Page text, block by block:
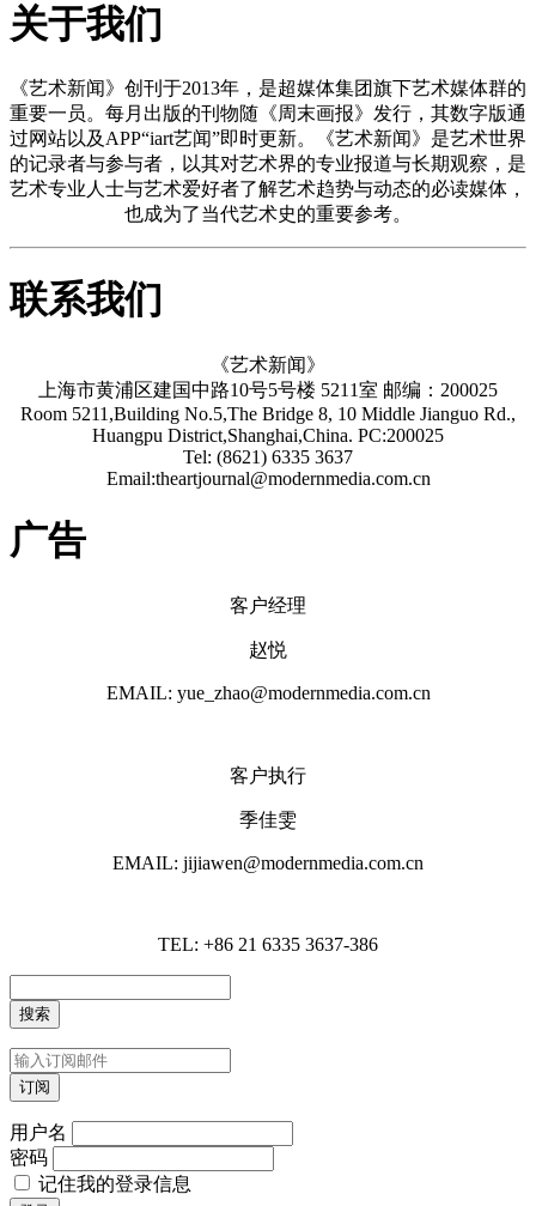
关于我们
《艺术新闻》创刊于2013年，是超媒体集团旗下艺术媒体群的
重要一员。每月出版的刊物随《周末画报》发行，其数字版通
过网站以及APP“iart艺闻”即时更新。《艺术新闻》是艺术世界
的记录者与参与者，以其对艺术界的专业报道与长期观察，是
艺术专业人士与艺术爱好者了解艺术趋势与动态的必读媒体，
也成为了当代艺术史的重要参考。
联系我们
《艺术新闻》
上海市黄浦区建国中路10号5号楼 5211室 邮编：200025
Room 5211,Building No.5,The Bridge 8, 10 Middle Jianguo Rd.,
Huangpu District,Shanghai,China. PC:200025
Tel: (8621) 6335 3637
Email:theartjournal@modernmedia.com.cn
广告
客户经理
赵悦
EMAIL: yue_zhao@modernmedia.com.cn
客户执行
季佳雯
EMAIL: jijiawen@modernmedia.com.cn
TEL: +86 21 6335 3637-386
用户名
密码
记住我的登录信息